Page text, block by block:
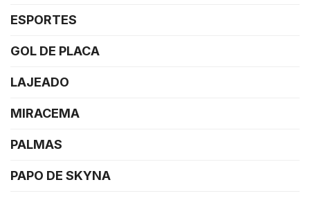
ESPORTES
GOL DE PLACA
LAJEADO
MIRACEMA
PALMAS
PAPO DE SKYNA